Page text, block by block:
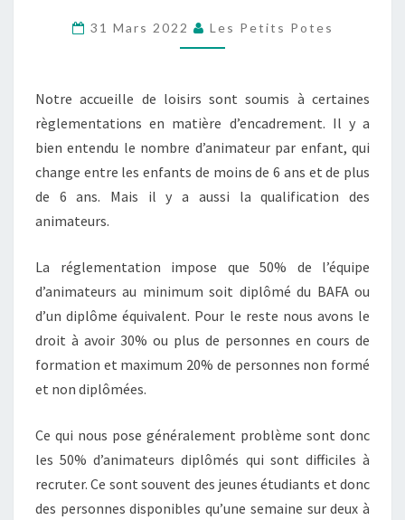
!
31 Mars 2022 Les Petits Potes
Notre accueille de loisirs sont soumis à certaines
règlementations en matière d’encadrement. Il y a
bien entendu le nombre d’animateur par enfant, qui
change entre les enfants de moins de 6 ans et de plus
de 6 ans. Mais il y a aussi la qualification des
animateurs.
La réglementation impose que 50% de l’équipe
d’animateurs au minimum soit diplômé du BAFA ou
d’un diplôme équivalent. Pour le reste nous avons le
droit à avoir 30% ou plus de personnes en cours de
formation et maximum 20% de personnes non formé
et non diplômées.
Ce qui nous pose généralement problème sont donc
les 50% d’animateurs diplômés qui sont difficiles à
recruter. Ce sont souvent des jeunes étudiants et donc
des personnes disponibles qu’une semaine sur deux à